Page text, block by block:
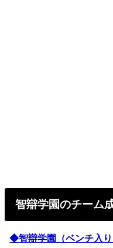
智辯学園のチーム
◆智辯学園（ベンチ入り